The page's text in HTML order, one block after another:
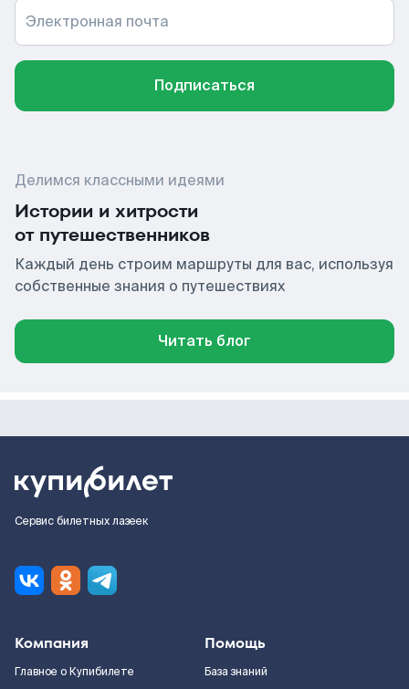
Электронная почта
Подписаться
Делимся классными идеями
Истории и хитрости
от путешественников
Каждый день строим маршруты для вас, используя
собственные знания о путешествиях
Читать блог
Сервис билетных лазеек
Компания
Главное о Купибилете
Помощь
База знаний